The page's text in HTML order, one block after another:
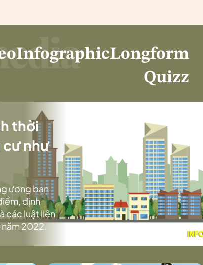
InfographicLongform
Quizz
thời
cư như
ương ban
định
các luật liên
năm 2022.